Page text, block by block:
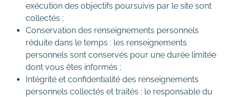
exécution des objectifs poursuivis par le site sont
collectés ;
Conservation des renseignements personnels
réduite dans le temps : les renseignements
personnels sont conservés pour une durée limitée
dont vous êtes informés ;
Intégrité et confidentialité des renseignements
personnels collectés et traités : le responsable du